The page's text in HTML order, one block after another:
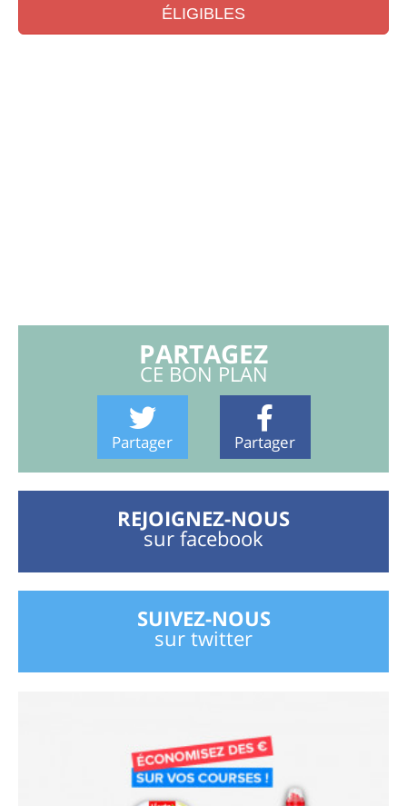
ÉLIGIBLES
PARTAGEZ
CE BON PLAN
Partager Partager
REJOIGNEZ-NOUS
sur facebook
SUIVEZ-NOUS
sur twitter